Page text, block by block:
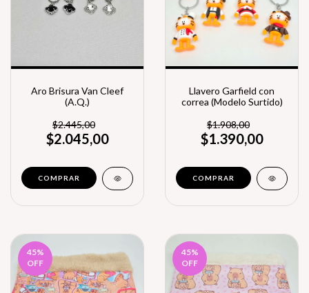
Aro Brisura Van Cleef
(A.Q.)
$2.445,00
$2.045,00
COMPRAR
Llavero Garfield con
correa (Modelo Surtido)
$1.908,00
$1.390,00
45%
OFF
45%
OFF